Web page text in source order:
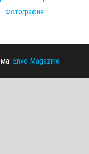
Фотография
Envo Magazine